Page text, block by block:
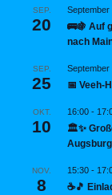
SEP.
20
September
🚌🍇 Auf
nach
SEP.
25
September
📅 Veeh-
OKT.
10
16:00 -
🏛️✨
NOV.
8
15:30 -
☕🎵